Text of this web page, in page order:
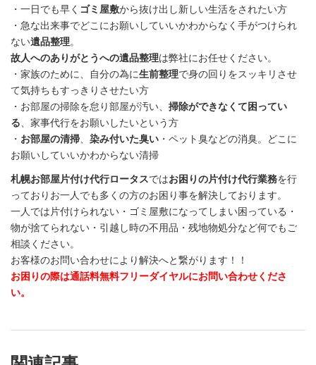
・一日でも早く ゴミ屋敷から抜け出し新しい生活をされたい方
・急な出来事でどこにお願いしていいかわからなく手がつけられ
ない遺品整理。
故人へのありがとうへの遺品整理は弊社にお任せください。
・家族のために、自分の為に生前整理で身の回りをスッキリさせ
て気持ちもすっきりさせたい方
・お部屋の掃除を怠り部屋が汚い、 掃除ができなくて困ってい
る 、家事代行をお願いしたいという方
・ お部屋の清掃 染み付いた臭い ・ペット臭などの消臭。どこに
お願いしていいかわからない清掃
札幌お部屋片付け代行ロータスではお困りの片付け代行業務を行
っておりお一人でも多くの方のお困り事を解決しております。
一人では片付けられない・ゴミ屋敷になってしまい困っている・
物が捨てられない・引越し時の不用品・残地物処分など何でもご
相談ください。
お客様のお問い合わせにより解決へと繋がります！！
お困りの際は通話料無料フリーダイヤルにお問い合わせくださ
い。